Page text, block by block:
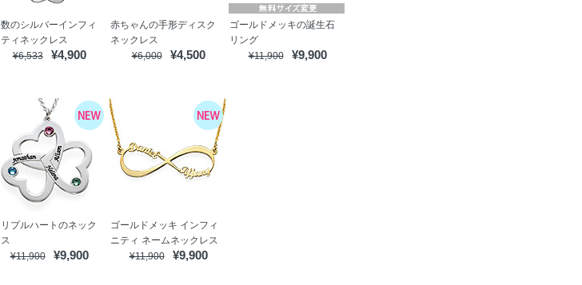
のシルバーインフィ
ィネックレス
¥6,533
¥4,900
赤ちゃんの手形ディスク
ネックレス
¥6,000
¥4,500
ゴールドメッキの誕生石
リング
¥11,900
¥9,900
リプルハートのネック
¥11,900
¥9,900
ゴールドメッキ インフィ
ニティ ネームネックレス
¥11,900
¥9,900